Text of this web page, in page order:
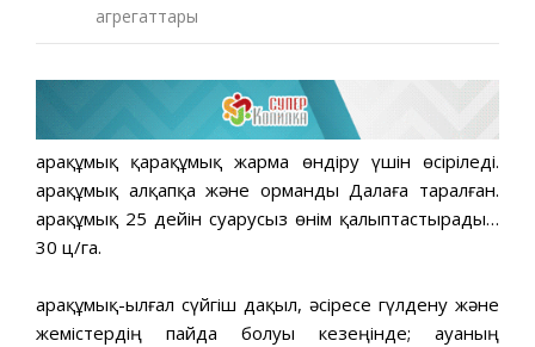
агрегаттары
Қарақұмық қарақұмық жарма өндіру үшін өсіріледі.
Қарақұмық алқапқа және орманды Далаға таралған.
Қарақұмық 25 дейін суарусыз өнім қалыптастырады…
30 ц/га.
Қарақұмық-ылғал сүйгіш дақыл, әсіресе гүлдену және
жемістердің пайда болуы кезеңінде; ауаның